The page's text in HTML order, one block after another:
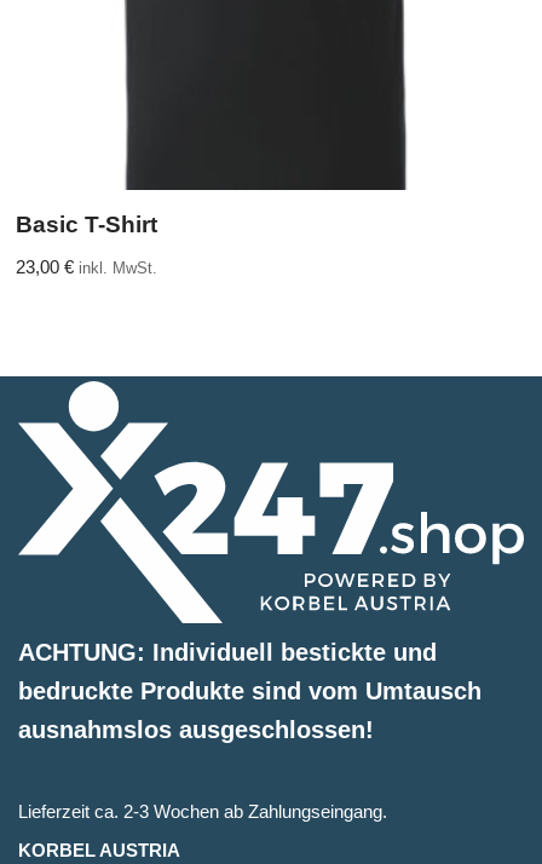
Basic T-Shirt
23,00 € inkl. MwSt.
ACHTUNG: Individuell bestickte und
bedruckte Produkte sind vom Umtausch
ausnahmslos ausgeschlossen!
Lieferzeit ca. 2-3 Wochen ab Zahlungseingang.
KORBEL AUSTRIA